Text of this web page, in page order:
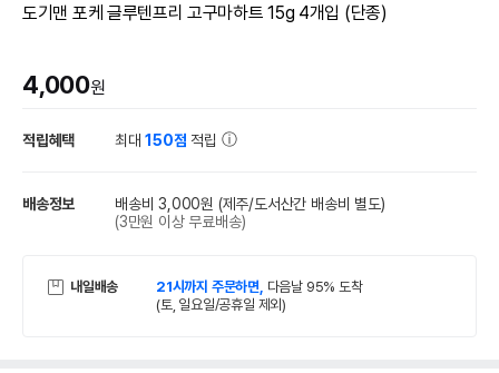
도기맨 포케 글루텐프리 고구마하트 15g 4개입 (단종)
4,000원
적립혜택 최대150점 적립
배송정보 배송비 3,000원 (제주/도서산간 배송비 별도)
(3만원 이상 무료배송)
내일배송 21시까지 주문하면, 다음날 95% 도착
(토, 일요일/공휴일 제외)